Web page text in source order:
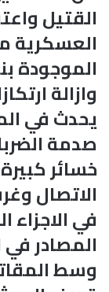
القتيل
العسكرية
الموجودة
وازالة
يحدث في
صدمة
خسائر
الاتصال
في الاجزاء
المصادر
وسط